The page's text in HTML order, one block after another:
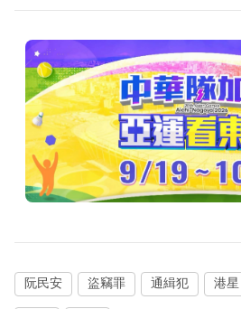
阮民安 盜竊罪 通緝犯 港星